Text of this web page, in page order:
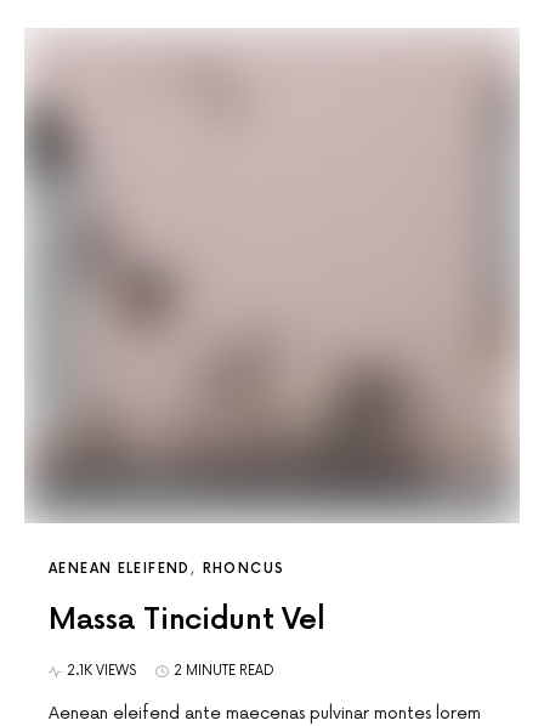
AENEAN ELEIFEND RHONCUS
Massa Tincidunt Vel
2.1K VIEWS 2 MINUTE READ
Aenean eleifend ante maecenas pulvinar montes lorem